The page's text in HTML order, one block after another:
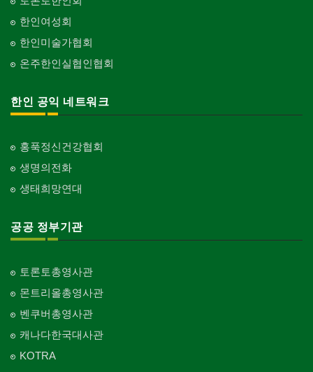
한인여성회
한인미술가협회
온주한인실협인협회
한인 공익 네트워크
홍푹정신건강협회
생명의전화
생태희망연대
공공 정부기관
토론토총영사관
몬트리올총영사관
벤쿠버총영사관
캐나다한국대사관
KOTRA